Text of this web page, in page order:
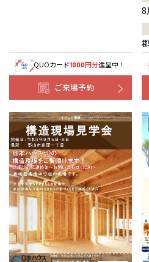
QUOカード1000円分進呈中！
ご来場予約
8